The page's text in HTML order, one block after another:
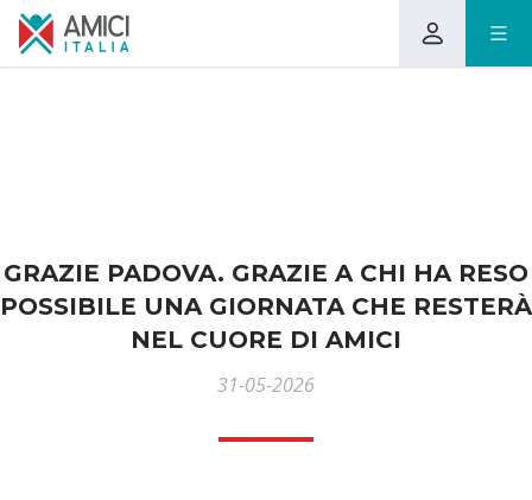
GRAZIE PADOVA. GRAZIE A CHI HA RESO
POSSIBILE UNA GIORNATA CHE RESTERÀ
NEL CUORE DI AMICI
31-05-2026